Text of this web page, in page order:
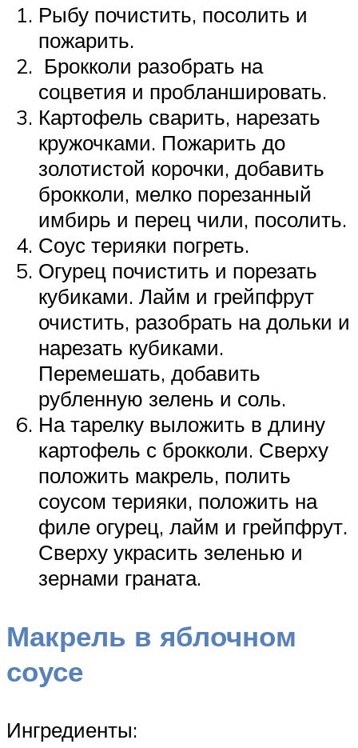
Рыбу почистить, посолить и
пожарить.
Брокколи разобрать на
соцветия и пробланшировать.
Картофель сварить, нарезать
кружочками. Пожарить до
золотистой корочки, добавить
брокколи, мелко порезанный
имбирь и перец чили, посолить.
Соус терияки погреть.
Огурец почистить и порезать
кубиками. Лайм и грейпфрут
очистить, разобрать на дольки и
нарезать кубиками.
Перемешать, добавить
рубленную зелень и соль.
На тарелку выложить в длину
картофель с брокколи. Сверху
положить макрель, полить
соусом терияки, положить на
филе огурец, лайм и грейпфрут.
Сверху украсить зеленью и
зернами граната.
Макрель в яблочном
соусе
Ингредиенты: